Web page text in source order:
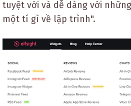
tuyệt vời và dễ dàng với
một tí gì về lập trình".